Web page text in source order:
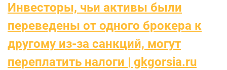
Инвесторы, чьи активы были
переведены от одного брокера к
другому из-за санкций, могут
переплатить налоги | gkgorsia.ru